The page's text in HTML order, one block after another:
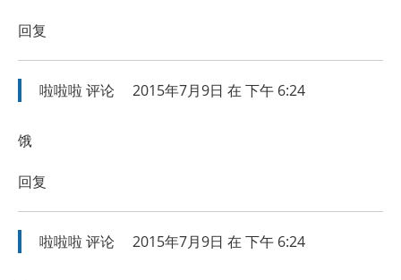
回复
啦啦啦 评论 2015年7月9日 在 下午 6:24
饿
回复
啦啦啦 评论 2015年7月9日 在 下午 6:24